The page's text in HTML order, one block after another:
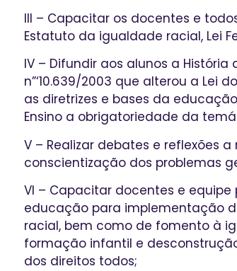
III – Capacitar os docentes e
Estatuto da igualdade racial, Lei
IV – Difundir aos alunos a
n”‘10.639/2003 que alterou a Lei
as diretrizes e bases da
Ensino a obrigatoriedade da
V – Realizar debates e reflexões
conscientização dos problemas
VI – Capacitar docentes e
educação para implementação
racial, bem como de fomento à
formação infantil e
dos direitos todos;